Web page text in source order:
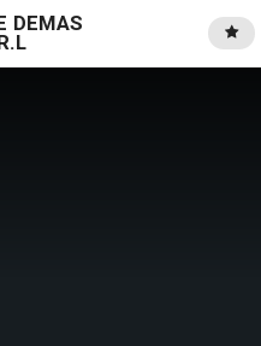
DEMAS